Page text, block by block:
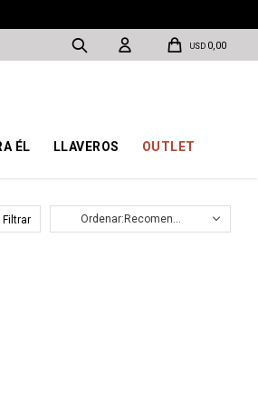
ÉL LLAVEROS OUTLET
USD 0,00
Recomendados